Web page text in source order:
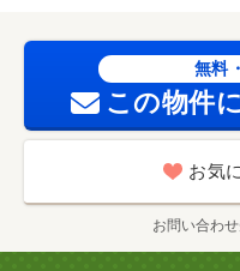
無料
この物件
お気
お問い合わ